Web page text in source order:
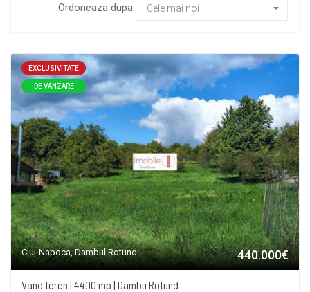
Ordoneaza dupa Cele mai noi
EXCLUSIVITATE
DE VANZARE
Cluj-Napoca, Dambul Rotund 440.000€
Vand teren | 4400 mp | Dambu Rotund